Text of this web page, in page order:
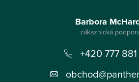
Barbora
+420 777
obchod@